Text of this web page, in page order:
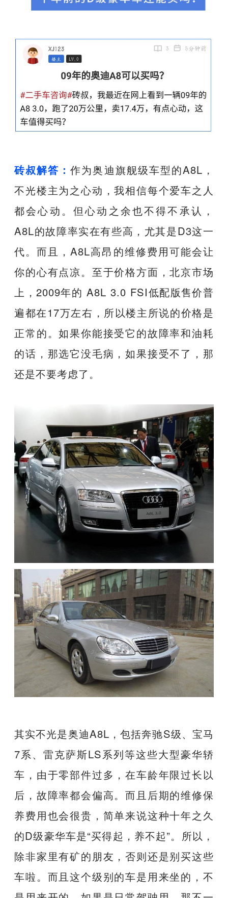
砖叔解答：作为奥迪旗舰级车型的A8L，
不光楼主为之心动，我相信每个爱车之人
都会心动。但心动之余也不得不承认，
A8L的故障率实在有些高，尤其是D3这一
代。而且，A8L高昂的维修费用可能会让
你的心有点凉。至于价格方面，北京市场
上，2009年的 A8L 3.0 FSI低配版售价普
遍都在17万左右，所以楼主所说的价格是
正常的。如果你能接受它的故障率和油耗
的话，那选它没毛病，如果接受不了，那
还是不要考虑了。
其实不光是奥迪A8L，包括奔驰S级、宝马
7系、雷克萨斯LS系列等这些大型豪华轿
车，由于零部件过多，在车龄年限过长以
后，故障率都会偏高。而且后期的维修保
养费用也会很贵，简单来说这种十年之久
的D级豪华车是“买得起，养不起”。所以，
除非家里有矿的朋友，否则还是别买这些
车啦。而且这个级别的车是用来坐的，不